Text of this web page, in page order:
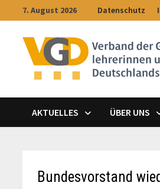
Inhalt
springen
7. August 2026 Datenschutz
AKTUELLES ÜBER UNS
Bundesvorstand